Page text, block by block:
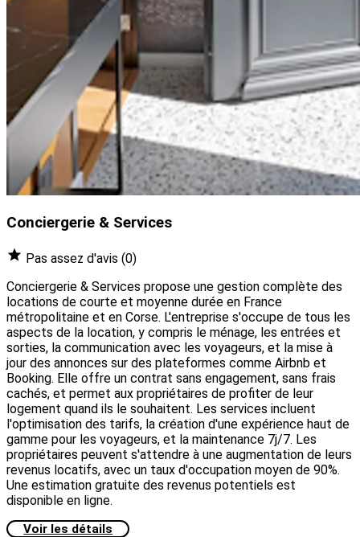
Conciergerie & Services
Pas assez d'avis (0)
Conciergerie & Services propose une gestion complète des
locations de courte et moyenne durée en France
métropolitaine et en Corse. L'entreprise s'occupe de tous les
aspects de la location, y compris le ménage, les entrées et
sorties, la communication avec les voyageurs, et la mise à
jour des annonces sur des plateformes comme Airbnb et
Booking. Elle offre un contrat sans engagement, sans frais
cachés, et permet aux propriétaires de profiter de leur
logement quand ils le souhaitent. Les services incluent
l'optimisation des tarifs, la création d'une expérience haut de
gamme pour les voyageurs, et la maintenance 7j/7. Les
propriétaires peuvent s'attendre à une augmentation de leurs
revenus locatifs, avec un taux d'occupation moyen de 90%.
Une estimation gratuite des revenus potentiels est
disponible en ligne.
Voir les détails